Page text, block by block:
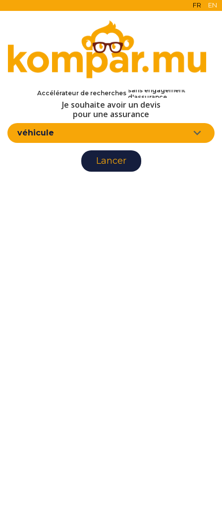
FR EN
Accélérateur de recherches
en ligne
d'assurance
Je souhaite avoir un devis
pour une assurance
véhicule
Lancer